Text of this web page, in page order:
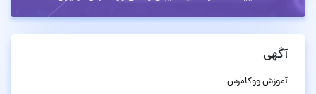
آگهی
آموزش ووکامرس